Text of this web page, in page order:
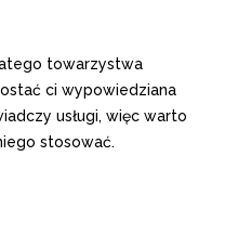
towarzystwa
ci wypowiedziana
usługi, więc warto
stosować.